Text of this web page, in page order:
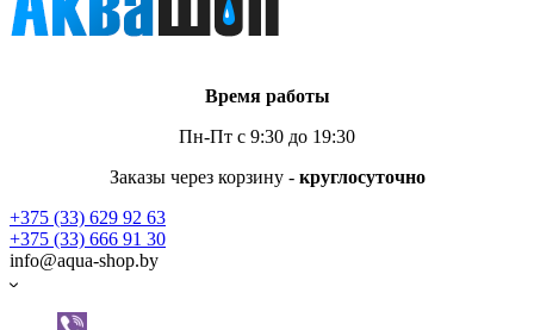
Время работы
Пн-Пт с 9:30 до 19:30
Заказы через корзину - круглосуточно
+375 (33) 629 92 63
+375 (33) 666 91 30
info@aqua-shop.by